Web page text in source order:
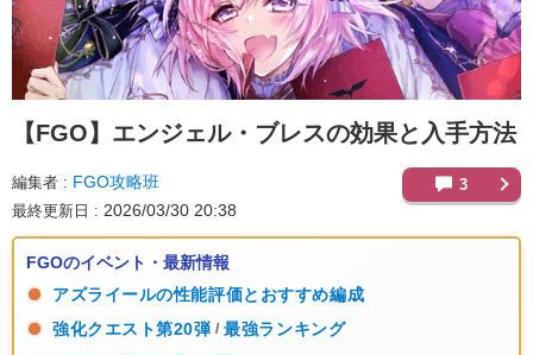
【FGO】 エンジェル・ブレスの効果と入手方法
編集者 FGO攻略班
最終更新日 2026/03/30 20:38
3
FGOのイベント・最新情報
アズライールの性能評価とおすすめ編成
強化クエスト第20弾 / 最強ランキング